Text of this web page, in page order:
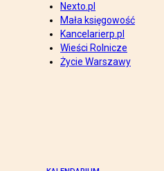
Nexto.pl
Mała księgowość
Kancelarierp.pl
Wieści Rolnicze
Życie Warszawy